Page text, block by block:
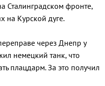
Сталинградском фронте,
на Курской дуге.
через Днепр у
немецкий танк, что
плацдарм. За это получил